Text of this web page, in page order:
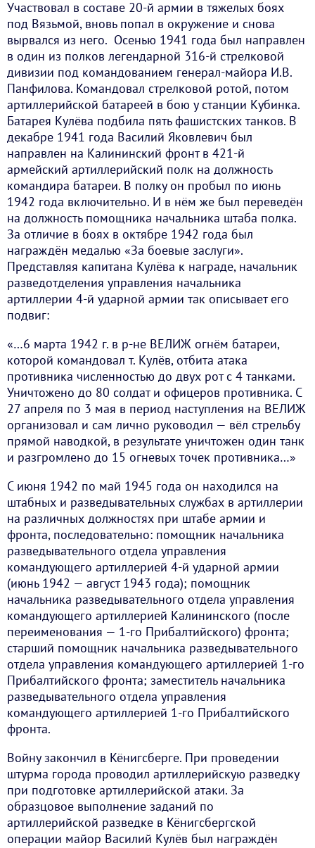
Участвовал в составе 20-й армии в тяжелых боях
под Вязьмой, вновь попал в окружение и снова
вырвался из него. Осенью 1941 года был направлен
в один из полков легендарной 316-й стрелковой
дивизии под командованием генерал-майора И.В.
Панфилова. Командовал стрелковой ротой, потом
артиллерийской батареей в бою у станции Кубинка.
Батарея Кулёва подбила пять фашистских танков. В
декабре 1941 года Василий Яковлевич был
направлен на Калининский фронт в 421-й
армейский артиллерийский полк на должность
командира батареи. В полку он пробыл по июнь
1942 года включительно. И в нём же был переведён
на должность помощника начальника штаба полка.
За отличие в боях в октябре 1942 года был
награждён медалью «За боевые заслуги».
Представляя капитана Кулёва к награде, начальник
разведотделения управления начальника
артиллерии 4-й ударной армии так описывает его
подвиг:
«…6 марта 1942 г. в р-не ВЕЛИЖ огнём батареи,
которой командовал т. Кулёв, отбита атака
противника численностью до двух рот с 4 танками.
Уничтожено до 80 солдат и офицеров противника. С
27 апреля по 3 мая в период наступления на ВЕЛИЖ
организовал и сам лично руководил — вёл стрельбу
прямой наводкой, в результате уничтожен один танк
и разгромлено до 15 огневых точек противника…»
С июня 1942 по май 1945 года он находился на
штабных и разведывательных службах в артиллерии
на различных должностях при штабе армии и
фронта, последовательно: помощник начальника
разведывательного отдела управления
командующего артиллерией 4-й ударной армии
(июнь 1942 — август 1943 года); помощник
начальника разведывательного отдела управления
командующего артиллерией Калининского (после
переименования — 1-го Прибалтийского) фронта;
старший помощник начальника разведывательного
отдела управления командующего артиллерией 1-го
Прибалтийского фронта; заместитель начальника
разведывательного отдела управления
командующего артиллерией 1-го Прибалтийского
фронта.
Войну закончил в Кёнигсберге. При проведении
штурма города проводил артиллерийскую разведку
при подготовке артиллерийской атаки. За
образцовое выполнение заданий по
артиллерийской разведке в Кёнигсбергской
операции майор Василий Кулёв был награждён